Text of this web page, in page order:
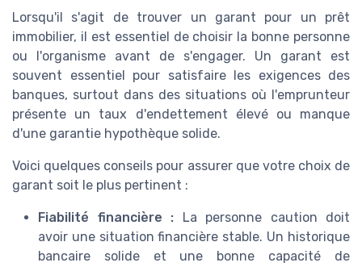
Lorsqu'il s'agit de trouver un garant pour un prêt
immobilier, il est essentiel de choisir la bonne personne
ou l'organisme avant de s'engager. Un garant est
souvent essentiel pour satisfaire les exigences des
banques, surtout dans des situations où l'emprunteur
présente un taux d'endettement élevé ou manque
d'une garantie hypothèque solide.
Voici quelques conseils pour assurer que votre choix de
garant soit le plus pertinent :
Fiabilité financière : La personne caution doit
avoir une situation financière stable. Un historique
bancaire solide et une bonne capacité de